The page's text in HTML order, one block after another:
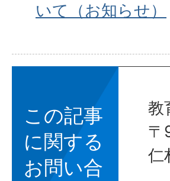
いて（お知らせ）
この記事
に関する
お問い合
教
〒
仁